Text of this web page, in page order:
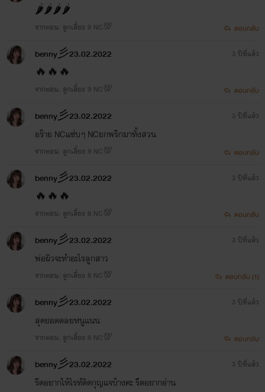
🌶️🌶️🌶️🌶️
จากตอน: ลูกเลี้ยง 9 NC💯 ตอบกลับ
benny彡23.02.2022
🔥🔥🔥
จากตอน: ลูกเลี้ยง 9 NC💯
3 ปีที่แล้ว
ตอบกลับ
benny彡23.02.2022
อร๊าย NCแซ่บๆ NCยกพริกมาทั้งสวน
จากตอน: ลูกเลี้ยง 9 NC💯
3 ปีที่แล้ว
ตอบกลับ
benny彡23.02.2022
🔥🔥🔥
จากตอน: ลูกเลี้ยง 8 NC💯
3 ปีที่แล้ว
ตอบกลับ
benny彡23.02.2022
พ่อผิวจะทำอะไรลูกสาว
จากตอน: ลูกเลี้ยง 8 NC💯
3 ปีที่แล้ว
ตอบกลับ (1)
benny彡23.02.2022
สุดยอดดลยหนูแนน
จากตอน: ลูกเลี้ยง 8 NC💯
3 ปีที่แล้ว
ตอบกลับ
benny彡23.02.2022
รีดอยากให้ไรท์ติดกุญแจบ้างคะ รีดอยากอ่าน
3 ปีที่แล้ว